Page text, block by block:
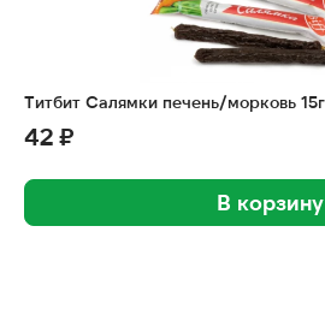
Титбит Салямки печень/морковь 15г
42 ₽
В корзину